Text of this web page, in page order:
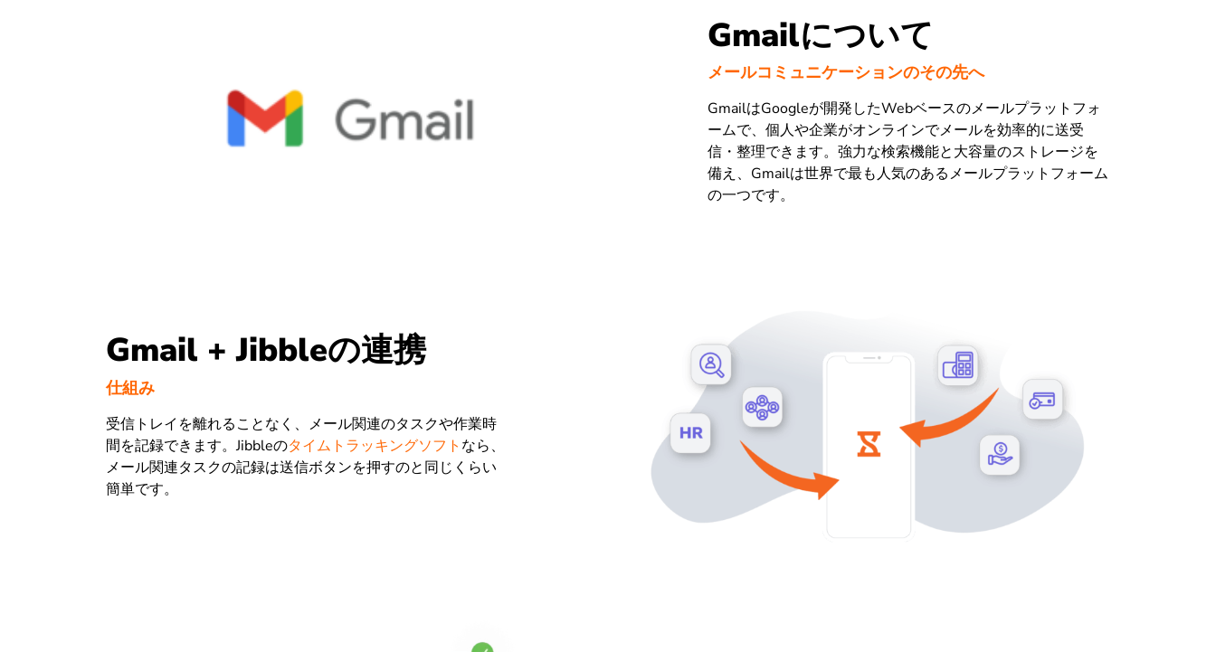
Gmailについて
メールコミュニケーションのその先へ
GmailはGoogleが開発したWebベースのメールプラットフォ
ームで、個人や企業がオンラインでメールを効率的に送受
信・整理できます。強力な検索機能と大容量のストレージを
備え、Gmailは世界で最も人気のあるメールプラットフォーム
の一つです。
Gmail + Jibbleの連携
仕組み
受信トレイを離れることなく、メール関連のタスクや作業時
間を記録できます。Jibbleのタイムトラッキングソフト なら、
メール関連タスクの記録は送信ボタンを押すのと同じくらい
簡単です。